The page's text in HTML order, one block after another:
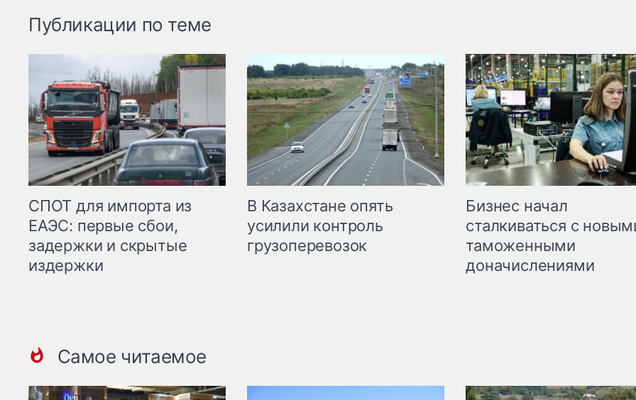
Публикации по теме
СПОТ для импорта из
ЕАЭС: первые сбои,
задержки и скрытые
издержки
В Казахстане опять
усилили контроль
грузоперевозок
Бизнес начал
сталкиваться с
таможенными
доначислениями
Самое читаемое